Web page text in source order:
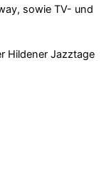
sowie TV- und
Hildener Jazztage